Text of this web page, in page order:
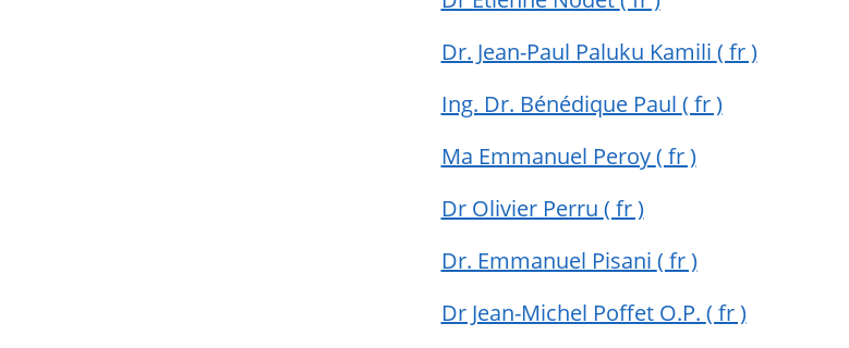
Dr. Jean-Paul Paluku Kamili ( fr )
Ing. Dr. Bénédique Paul ( fr )
Ma Emmanuel Peroy( fr )
Dr Olivier Perru ( fr )
Dr. Emmanuel Pisani ( fr )
Dr Jean-Michel Poffet O.P. ( fr )